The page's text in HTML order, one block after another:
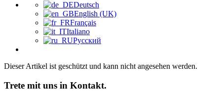
Deutsch
English (UK)
Français
Italiano
Русский
Dieser Artikel ist geschützt und kann nicht angesehen werden.
Trete mit uns in Kontakt.